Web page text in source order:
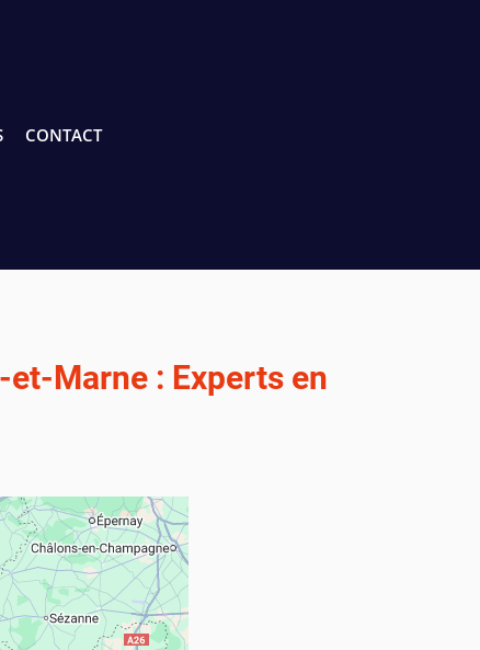
CONTACT
et-Marne : Experts en